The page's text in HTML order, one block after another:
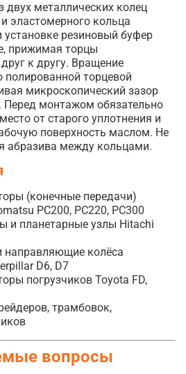
двух металлических колец
эластомерного кольца
установке резиновый буфер
прижимая торцы
к другу. Вращение
полированной торцевой
микроскопический зазор
Перед монтажом обязательно
от старого уплотнения и
поверхность маслом. Не
абразива между кольцами.
(конечные передачи)
PC200, PC220, PC300
и планетарные узлы Hitachi
направляющие колёса
D6, D7
погрузчиков Toyota FD,
трамбовок,
вопросы